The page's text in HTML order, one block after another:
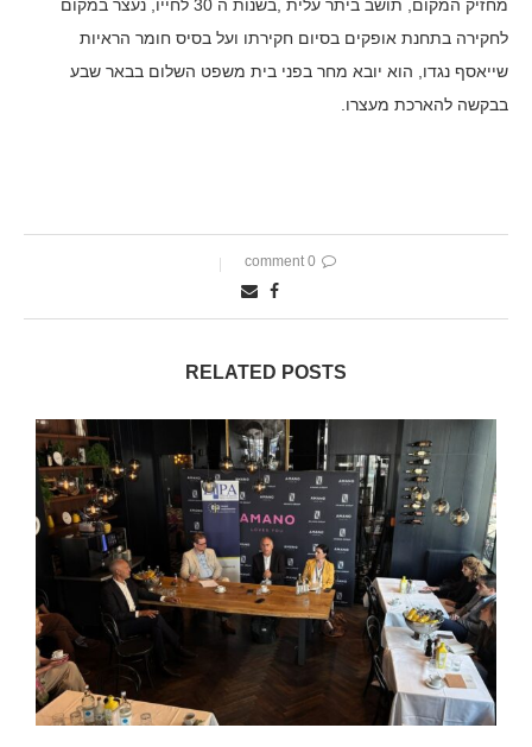
מחזיק המקום, תושב ביתר עלית ,בשנות ה 30 לחייו, נעצר במקום
לחקירה בתחנת אופקים בסיום חקירתו ועל בסיס חומר הראיות
שייאסף נגדו, הוא יובא מחר בפני בית משפט השלום בבאר שבע
בבקשה להארכת מעצרו.
0 comment
RELATED POSTS